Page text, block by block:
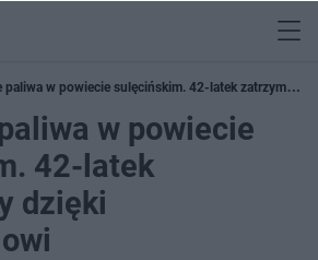
paliwa w powiecie sulęcińskim. 42-latek zatrzymany
w powiecie
42-latek
dzięki